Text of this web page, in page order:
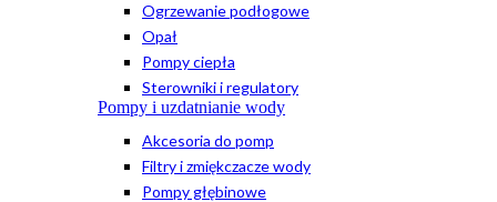
Ogrzewanie podłogowe
Opał
Pompy ciepła
Sterowniki i regulatory
Pompy i uzdatnianie wody
Akcesoria do pomp
Filtry i zmiękczacze wody
Pompy głębinowe